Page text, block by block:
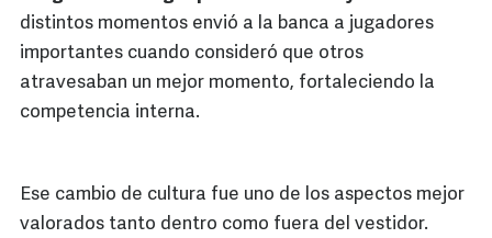
distintos momentos envió a la banca a jugadores
importantes cuando consideró que otros
atravesaban un mejor momento, fortaleciendo la
competencia interna.
Ese cambio de cultura fue uno de los aspectos mejor
valorados tanto dentro como fuera del vestidor.